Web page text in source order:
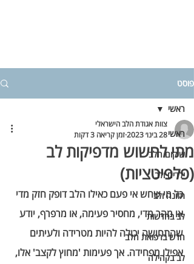
פוסט
ראשי
שיקום הלב
ילדים ולב
תזונה ולב
לב בחדשות
חדש ברפואת הלב
לב בקהילה
ראשי
מתי לחשוש מדפיקות לב
(פלפיטציות)
צוות אגודת הלב הישראלי
28 בינו׳ 2023
זמן קריאה 3 דקות
כל מי שחש אי פעם כאילו הלב דופק חזק מדי
או מהר מדי, מחסיר פעימה, או מרפרף, יודע
שהתחושה יכולה להיות מטרידה ולעיתים
אפילו מפחידה. אך פעימות 'מחוץ לקצב' אלו,